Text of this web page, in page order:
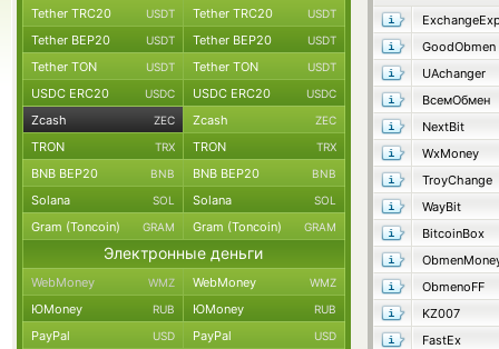
GoodObmen
UAchanger
ВсемОбмен
NextBit
WxMoney
TroyChange
WayBit
BitcoinBox
ObmenoFF
KZ007
FastEx
Tether TRC20 USDT Tether TRC20 USDT
Tether BEP20 USDT Tether BEP20 USDT
Tether TON USDT Tether TON USDT
USDC ERC20 USDC USDC ERC20 USDC
Zcash ZEC Zcash ZEC
TRON TRX TRON TRX
BNB BEP20 BNB BNB BEP20 BNB
Solana SOL Solana SOL
Gram (Toncoin) GRAM Gram (Toncoin) GRAM
Электронные деньги
WebMoney WMZ WebMoney WMZ
ЮMoney RUB ЮMoney RUB
PayPal USD PayPal USD